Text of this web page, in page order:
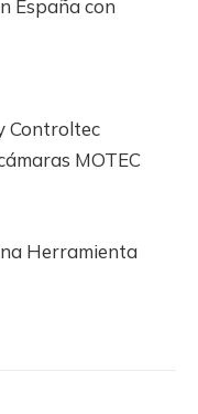
España con
Controltec
MOTEC
Herramienta